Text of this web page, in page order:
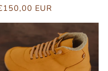
de
oferta
EUR